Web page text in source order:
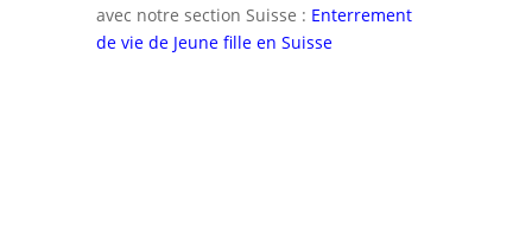
avec notre section Suisse : Enterrement
de vie de Jeune fille en Suisse